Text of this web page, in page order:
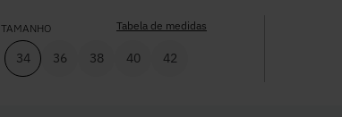
TAMANHO
34 36 38 40 42
Tabela de medidas